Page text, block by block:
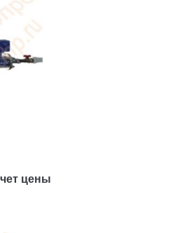
цены